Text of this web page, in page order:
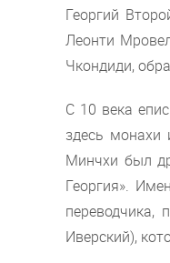
Георгий
Леонти
Чкондиди,
С 10 века
здесь
Минчхи был
Георгия».
переводчика,
Иверский),